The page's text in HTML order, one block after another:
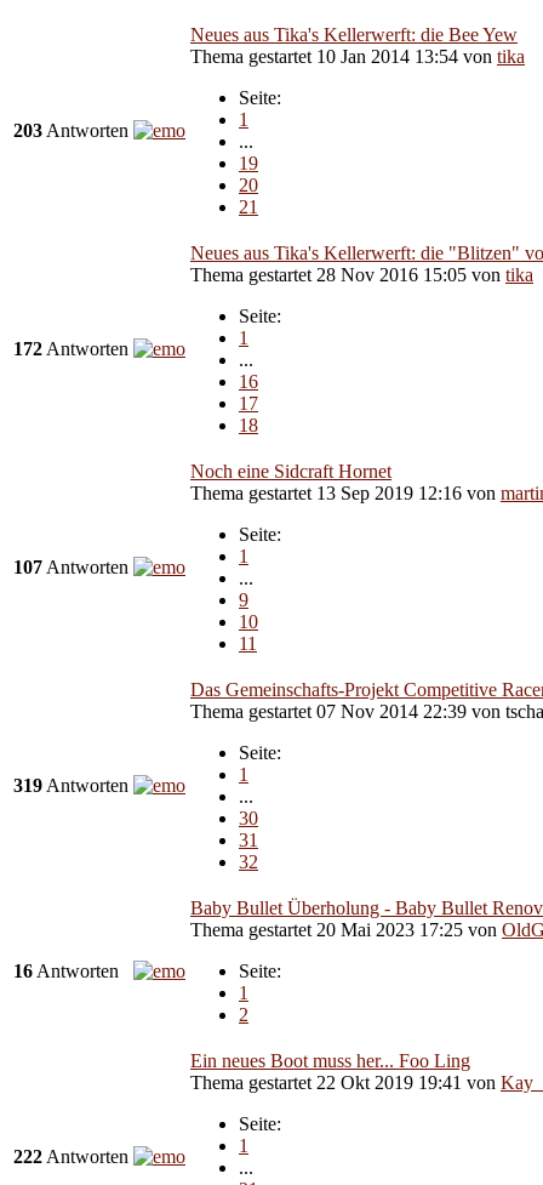
203 Antworten
Neues aus Tika's Kellerwerft: die Bee Yew
Thema gestartet 10 Jan 2014 13:54 von tika
Seite:
1
...
19
20
21
172 Antworten
Neues aus Tika's Kellerwerft: die "Blitzen"
Thema gestartet 28 Nov 2016 15:05 von tika
Seite:
1
...
16
17
18
107 Antworten
Noch eine Sidcraft Hornet
Thema gestartet 13 Sep 2019 12:16 von
Seite:
1
...
9
10
11
319 Antworten
Das Gemeinschafts-Projekt Competitive
Thema gestartet 07 Nov 2014 22:39 von
Seite:
1
...
30
31
32
16 Antworten
Baby Bullet Überholung - Baby Bullet
Thema gestartet 20 Mai 2023 17:25 von
Seite:
1
2
222 Antworten
Ein neues Boot muss her... Foo Ling
Thema gestartet 22 Okt 2019 19:41 von
Seite:
1
...